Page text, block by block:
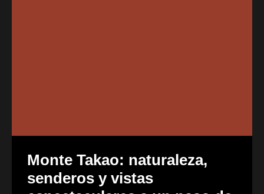
Monte Takao: naturaleza,
senderos y vistas